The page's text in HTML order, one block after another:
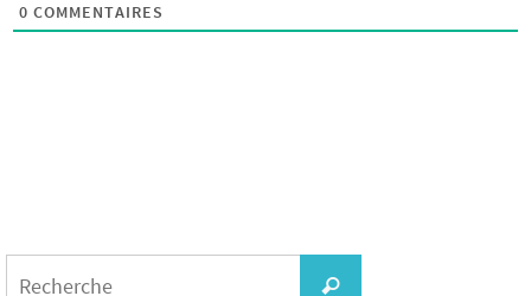
0 COMMENTAIRES
Recherche